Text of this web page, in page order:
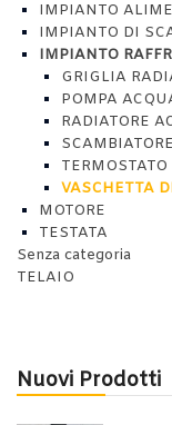
IMPIANTO
IMPIANTO DI
IMPIANTO
GRIGLIA
POMPA
RADIATORE
TERMOSTATO
VASCHETTA
MOTORE
TESTATA
Senza categoria
TELAIO
Nuovi Prodotti